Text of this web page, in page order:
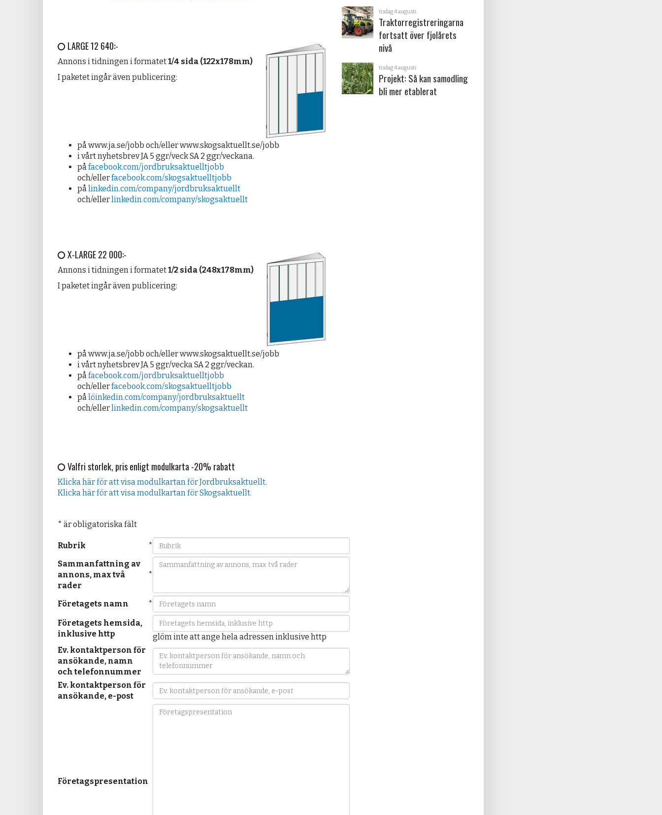
LARGE 12 640:-
Annons i tidningen i formatet1/4 sida (122x178mm)
I paketet ingår även publicering:
på www.ja.se/jobb och/eller www.skogsaktuellt.se/jobb
i vårt nyhetsbrev JA 5 ggr/veck SA 2 ggr/veckana.
påfacebook.com/jordbruksaktuelltjobb
och/ellerfacebook.com/skogsaktuelltjobb
pålinkedin.com/company/jordbruksaktuellt
och/ellerlinkedin.com/company/skogsaktuellt
X-LARGE 22 000:-
Annons i tidningen i formatet1/2 sida (248x178mm)
I paketet ingår även publicering:
på www.ja.se/jobb och/eller www.skogsaktuellt.se/jobb
i vårt nyhetsbrev JA 5 ggr/vecka SA 2 ggr/veckan.
påfacebook.com/jordbruksaktuelltjobb
och/ellerfacebook.com/skogsaktuelltjobb
pålöinkedin.com/company/jordbruksaktuellt
och/ellerlinkedin.com/company/skogsaktuellt
Valfri storlek, pris enligt modulkarta -20% rabatt
Klicka här för att visa modulkartan för Jordbruksaktuellt.
Klicka här för att visa modulkartan för Skogsaktuellt.
* är obligatoriska fält
Rubrik
*
Sammanfattning av
annons, max två
rader
*
Företagets namn *
Företagets hemsida,
inklusive http
glöm inte att ange hela adressen inklusive http
Ev. kontaktperson för
ansökande, namn
och telefonnummer
Ev. kontaktperson för
ansökande, e-post
Företagspresentation
tisdag 4 augusti
Traktorregistreringarna
fortsatt över fjolårets
nivå
tisdag 4 augusti
Projekt: Så kan samodling
bli mer etablerat